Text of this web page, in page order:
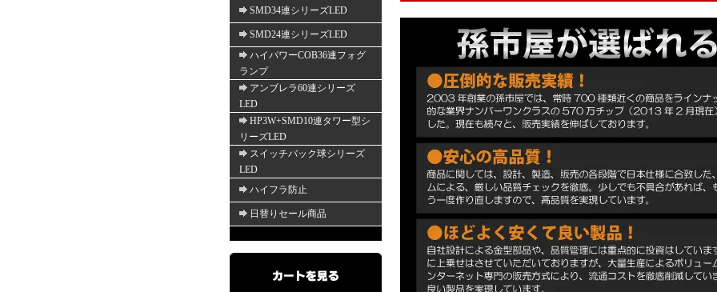
SMD34連シリーズLED
SMD24連シリーズLED
ハイパワーCOB36連フォグ
ランプ
アンブレラ60連シリーズ
LED
HP3W+SMD10連タワー型シ
リーズLED
スイッチバック球シリーズ
LED
ハイフラ防止
日替りセール商品